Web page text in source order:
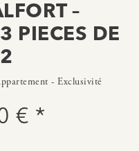
–
PIECES DE
- Exclusivité
€ *